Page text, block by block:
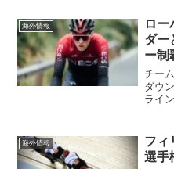
ニン
体重
海外情報
ロー
ダー
ー制
チー
ダウ
ライ
がリ
ツア
てい
アー
海外情報
フィ
選手